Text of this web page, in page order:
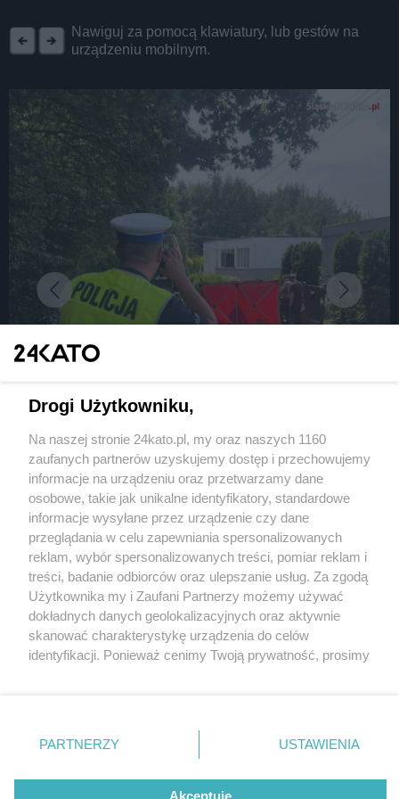
Nawiguj za pomocą klawiatury, lub gestów na
urządzeniu mobilnym.
fot: Policja Śląska
Katowice. Tragiczne zdarzenie w Kostuchnie. Nie
żyje rowerzysta
Wypadek Katowice
Wydawca mediów lokalnych
Nie zapomnij
zapoznać się z:
polityką prywatności regulamin korzystania z portali
Twojemiasto
Piekary Śląskie
Chorzów
Tarnowskie Góry
Gliwice
Skontakuj sięz nami
Kontakt
Wydawca
Redakcja
Drogi Użytkowniku,
Na naszej stronie 24kato.pl, my oraz naszych 1160
zaufanych partnerów uzyskujemy dostęp i przechowujemy
informacje na urządzeniu oraz przetwarzamy dane
osobowe, takie jak unikalne identyfikatory, standardowe
informacje wysyłane przez urządzenie czy dane
przeglądania w celu zapewniania spersonalizowanych
reklam, wybór spersonalizowanych treści, pomiar reklam i
treści, badanie odbiorców oraz ulepszanie usług. Za zgodą
Użytkownika my i Zaufani Partnerzy możemy używać
dokładnych danych geolokalizacyjnych oraz aktywnie
skanować charakterystykę urządzenia do celów
identyfikacji. Ponieważ cenimy Twoją prywatność, prosimy
prywatności znajdujący się w lewym dolnym rogu strony
. Niektóre rodzaje przetwarzania danych nie wymagają
zgody użytkownika, ale masz prawo sprzeciwić się
takiemu przetwarzaniu. Preferencje będą miały
PARTNERZY USTAWIENIA
Akceptuję